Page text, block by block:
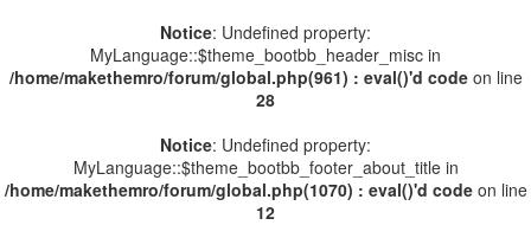
Notice: Undefined property:
MyLanguage::$theme_bootbb_header_misc in
/home/makethemro/forum/global.php(961) : eval()'d codeon line
28
Notice: Undefined property:
MyLanguage::$theme_bootbb_footer_about_title in
/home/makethemro/forum/global.php(1070) : eval()'d codeon line
12